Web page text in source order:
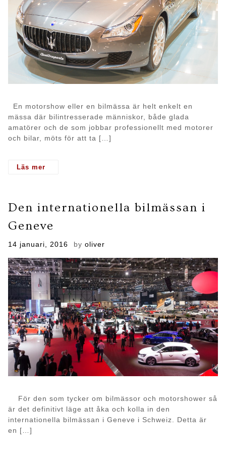
En motorshow eller en bilmässa är helt enkelt en
mässa där bilintresserade människor, både glada
amatörer och de som jobbar professionellt med motorer
och bilar, möts för att ta […]
Den internationella bilmässan i
Geneve
Posted
14 januari, 2016 by oliver
För den som tycker om bilmässor och motorshower så
är det definitivt läge att åka och kolla in den
internationella bilmässan i Geneve i Schweiz. Detta är
en […]